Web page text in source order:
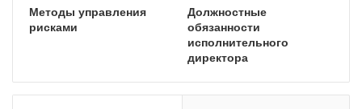
Методы управления
рисками
Должностные
обязанности
исполнительного
директора